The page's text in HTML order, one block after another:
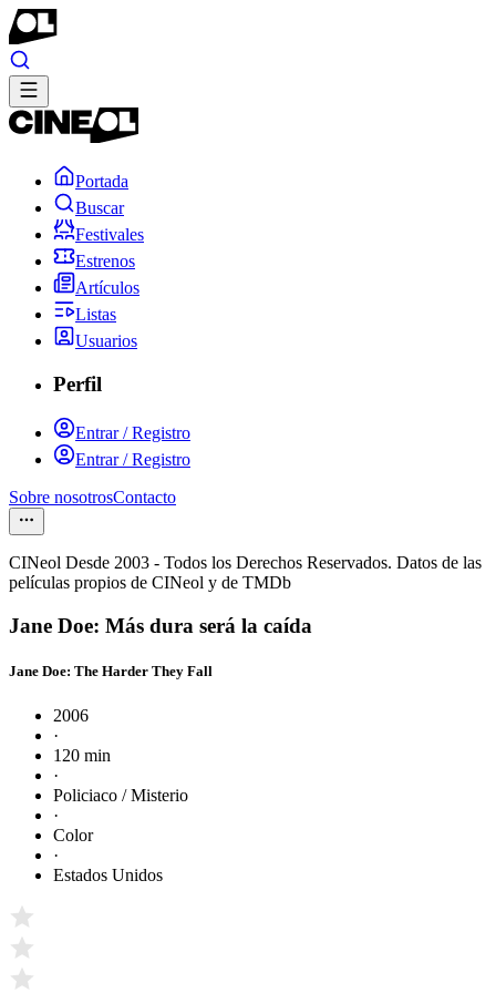
Portada
Buscar
Festivales
Estrenos
Artículos
Listas
Usuarios
Perfil
Entrar / Registro
Entrar / Registro
Sobre nosotrosContacto
CINeol Desde 2003 - Todos los Derechos Reservados. Datos de las
películas propios de CINeol y de TMDb
Jane Doe: Más dura será la caída
Jane Doe: The Harder They Fall
2006
·
120 min
·
Policiaco / Misterio
·
Color
·
Estados Unidos